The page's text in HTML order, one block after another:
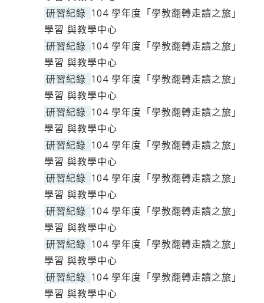
研習紀錄 104 學年度「學教翻轉走讀之旅」
學習 與教學中心
研習紀錄 104 學年度「學教翻轉走讀之旅」
學習 與教學中心
研習紀錄 104 學年度「學教翻轉走讀之旅」
學習 與教學中心
研習紀錄 104 學年度「學教翻轉走讀之旅」
學習 與教學中心
研習紀錄 104 學年度「學教翻轉走讀之旅」
學習 與教學中心
研習紀錄 104 學年度「學教翻轉走讀之旅」
學習 與教學中心
研習紀錄 104 學年度「學教翻轉走讀之旅」
學習 與教學中心
研習紀錄 104 學年度「學教翻轉走讀之旅」
學習 與教學中心
研習紀錄 104 學年度「學教翻轉走讀之旅」
學習 與教學中心